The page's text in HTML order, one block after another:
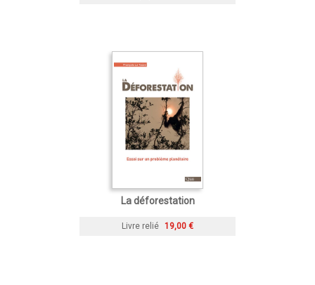
La déforestation
Livre relié 19,00 €